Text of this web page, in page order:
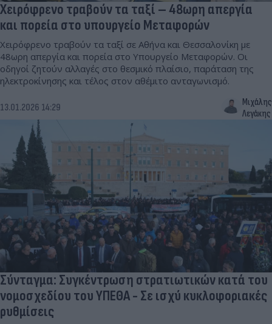
Χειρόφρενο τραβούν τα ταξί – 48ωρη απεργία
και πορεία στο υπουργείο Μεταφορών
Χειρόφρενο τραβούν τα ταξί σε Αθήνα και Θεσσαλονίκη με
48ωρη απεργία και πορεία στο Υπουργείο Μεταφορών. Οι
οδηγοί ζητούν αλλαγές στο θεσμικό πλαίσιο, παράταση της
ηλεκτροκίνησης και τέλος στον αθέμιτο ανταγωνισμό.
13.01.2026 14:29
Μιχάλης
Λεγάκης
Σύνταγμα: Συγκέντρωση στρατιωτικών κατά του
νομοσχεδίου του ΥΠΕΘΑ - Σε ισχύ κυκλοφοριακές
ρυθμίσεις